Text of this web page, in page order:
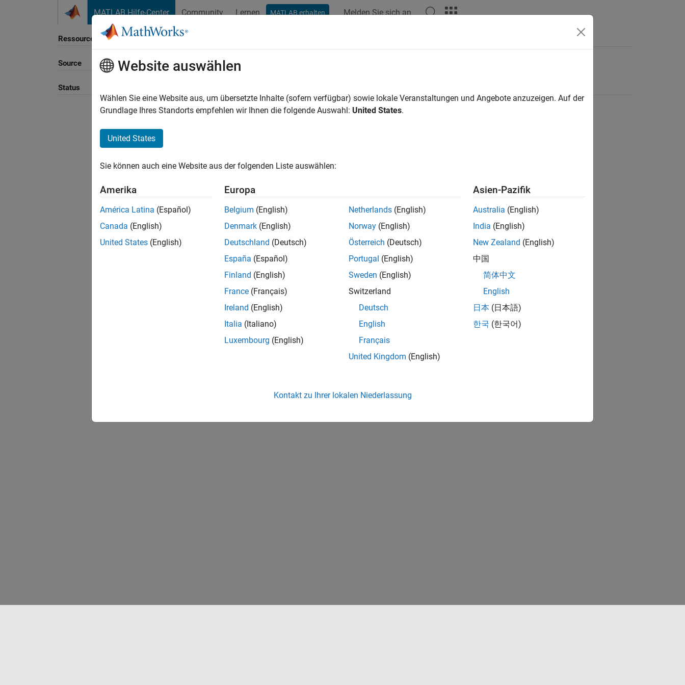
MATLAB Hilfe-Center Community Lernen MATLAB erhalten Melden Sie sich an
Ressource
Source
Status
Sortieren nach
Website auswählen
Wählen Sie eine Website aus, um übersetzte Inhalte (sofern verfügbar) sowie lokale Veranstaltungen und Angebote anzuzeigen. Auf der
Grundlage Ihres Standorts empfehlen wir Ihnen die folgende Auswahl: United States.
United States
Sie können auch eine Website aus der folgenden Liste auswählen:
Amerika
América Latina (Español)
Canada (English)
United States (English)
Europa
Belgium (English)
Denmark (English)
Deutschland (Deutsch)
España (Español)
Finland (English)
France (Français)
Ireland (English)
Italia (Italiano)
Luxembourg (English)
Netherlands (English)
Norway (English)
Österreich (Deutsch)
Portugal (English)
Sweden (English)
Switzerland
Deutsch
English
Français
United Kingdom (English)
Asien-Pazifik
Australia (English)
India (English)
New Zealand (English)
中国
简体中文
English
日本 (日本語)
한국 (한국어)
Kontakt zu Ihrer lokalen Niederlassung